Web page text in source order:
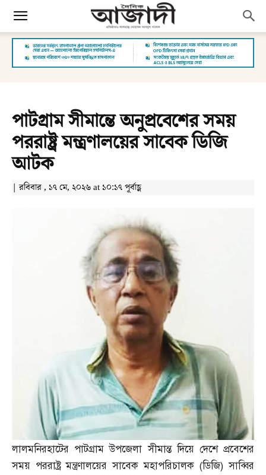
পাটগ্রাম সীমান্তে অনুপ্রবেশের সময়
পররাষ্ট্র মন্ত্রণালয়ের সাবেক ডিজি
আটক
| রবিবার , ১৭ মে, ২০২৬ at ১০:১৭ পূর্বাহ্ণ
লালমনিরহাটের পাটগ্রাম উপজেলা সীমান্ত দিয়ে দেশে প্রবেশের
সময় পররাষ্ট্র মন্ত্রণালয়ের সাবেক মহাপরিচালক (ডিজি)সাব্বির